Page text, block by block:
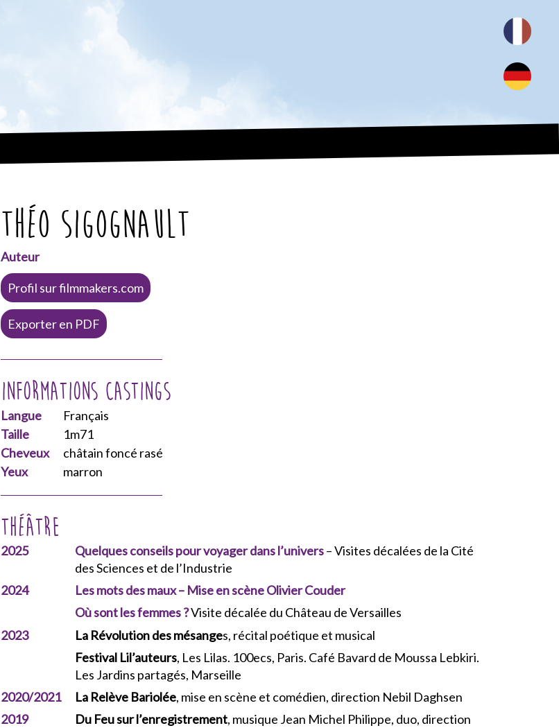
Théo Sigognault
Auteur
Profil sur filmmakers.com
Exporter en PDF
Informations castings
Langue
Français
Taille
1m71
Cheveux
châtain foncé rasé
Yeux
marron
Théâtre
2025 Quelques conseils pour voyager dans l’univers– Visites décalées de la Cité
des Sciences et de l’Industrie
2024
Les mots des maux – Mise en scène Olivier Couder
Où sont les femmes ?Visite décalée du Château de Versailles
2023
La Révolution des mésanges, récital poétique et musical
Festival Lil’auteurs, Les Lilas. 100ecs, Paris. Café Bavard de Moussa Lebkiri.
Les Jardins partagés, Marseille
2020/2021
La Relève Bariolée, mise en scène et comédien, direction Nebil Daghsen
2019
Du Feu sur l’enregistrement, musique Jean Michel Philippe, duo, direction